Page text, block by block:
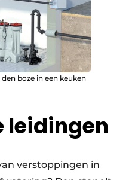
boze in een keuken
leidingen
verstoppingen in